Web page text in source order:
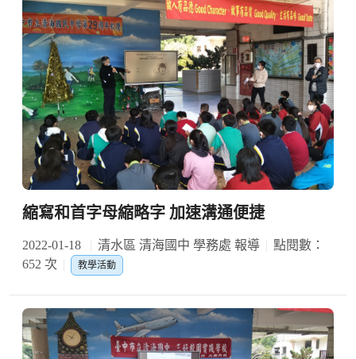
縮寫和首字母縮略字 加速溝通便捷
2022-01-18 清水區 清海國中 學務處 報導
點閱數：
652 次
教學活動